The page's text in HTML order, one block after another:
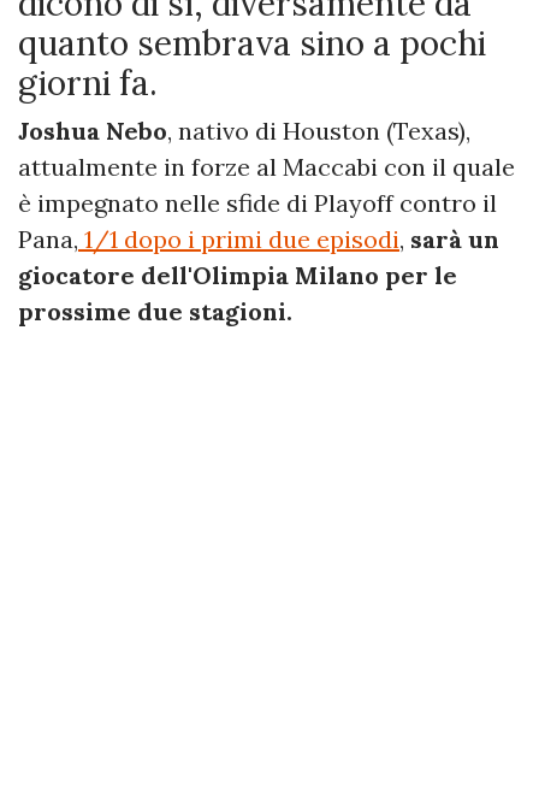
quanto sembrava sino a pochi
giorni fa.
Joshua Nebo, nativo di Houston (Texas),
attualmente in forze al Maccabi con il quale
è impegnato nelle sfide di Playoff contro il
Pana, 1/1 dopo i primi due episodi, sarà un
giocatore dell'Olimpia Milano per le
prossime due stagioni.